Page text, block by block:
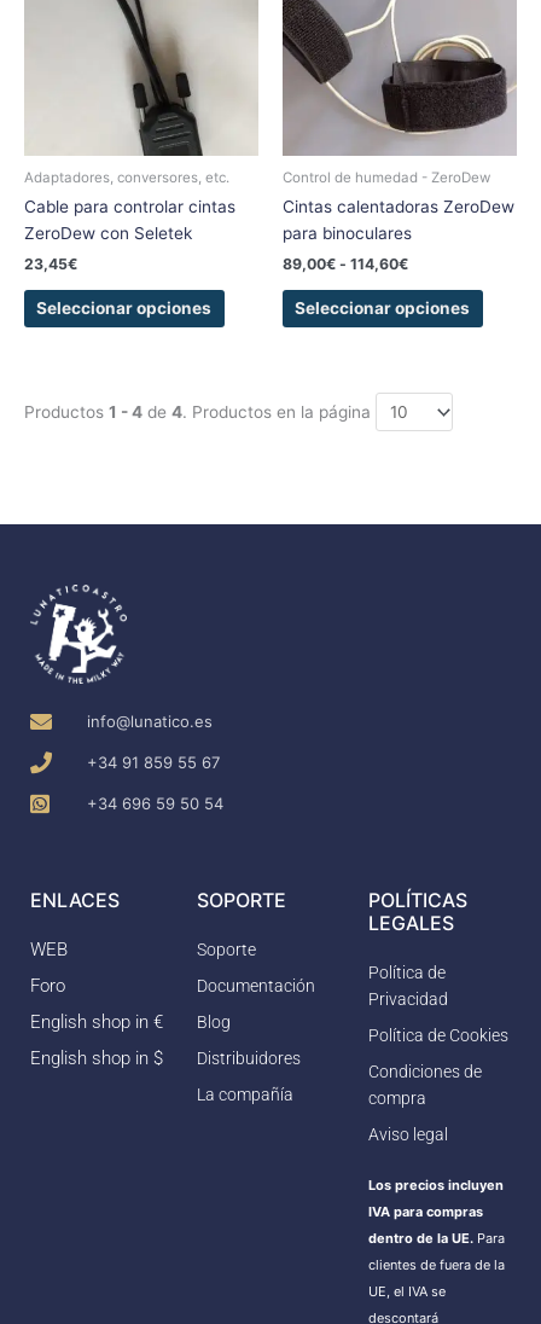
Adaptadores, conversores, etc.
Cable para controlar cintas
ZeroDew con Seletek
23,45€
Seleccionar opciones
múltiples
variantes.
elegir
en
Control de humedad - ZeroDew
Cintas calentadoras ZeroDew
para binoculares
89,00€ - 114,60€
114,60€
Seleccionar opciones
Las
se
elegir
en
Productos 1 - 4 de 4. Productos en la página
info@lunatico.es
+34 91 859 55 67
+34 696 59 50 54
ENLACES
WEB
Foro
English shop in €
English shop in $
SOPORTE
Soporte
Documentación
Blog
Distribuidores
La compañía
POLÍTICAS
LEGALES
Política de
Privacidad
Política de Cookies
Condiciones de
compra
Aviso legal
Los precios incluyen
IVA para compras
dentro de la UE. Para
clientes de fuera de la
UE, el IVA se
descontará